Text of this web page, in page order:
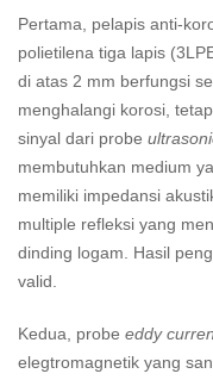
Pertama, pelapis anti-
polietilena tiga lapis
di atas 2 mm berfungsi
menghalangi korosi,
sinyal dari probe
membutuhkan medium
memiliki impedansi
multiple refleksi yang
dinding logam. Hasil
valid.
Kedua, probe eddy
elegtromagnetik yang